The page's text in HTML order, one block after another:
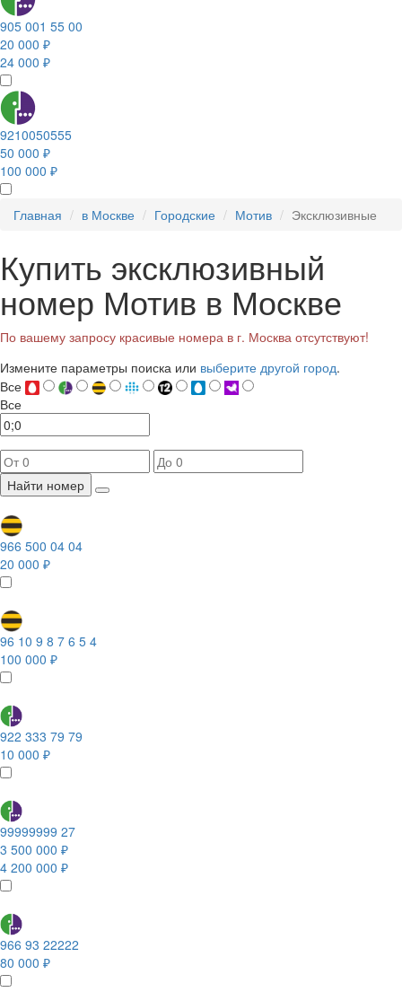
905 001 55 00
20 000 ₽
24 000 ₽
9210050555
50 000 ₽
100 000 ₽
Главная в Москве Городские Мотив Эксклюзивные
Купить эксклюзивный
номер Мотив в Москве
По вашему запросу красивые номера в г. Москва отсутствуют!
Измените параметры поиска или выберите другой город.
Все
Все
Найти номер
966 500 04 04
20 000 ₽
96 10 9 8 7 6 5 4
100 000 ₽
922 333 79 79
10 000 ₽
99999999 27
3 500 000 ₽
4 200 000 ₽
966 93 22222
80 000 ₽